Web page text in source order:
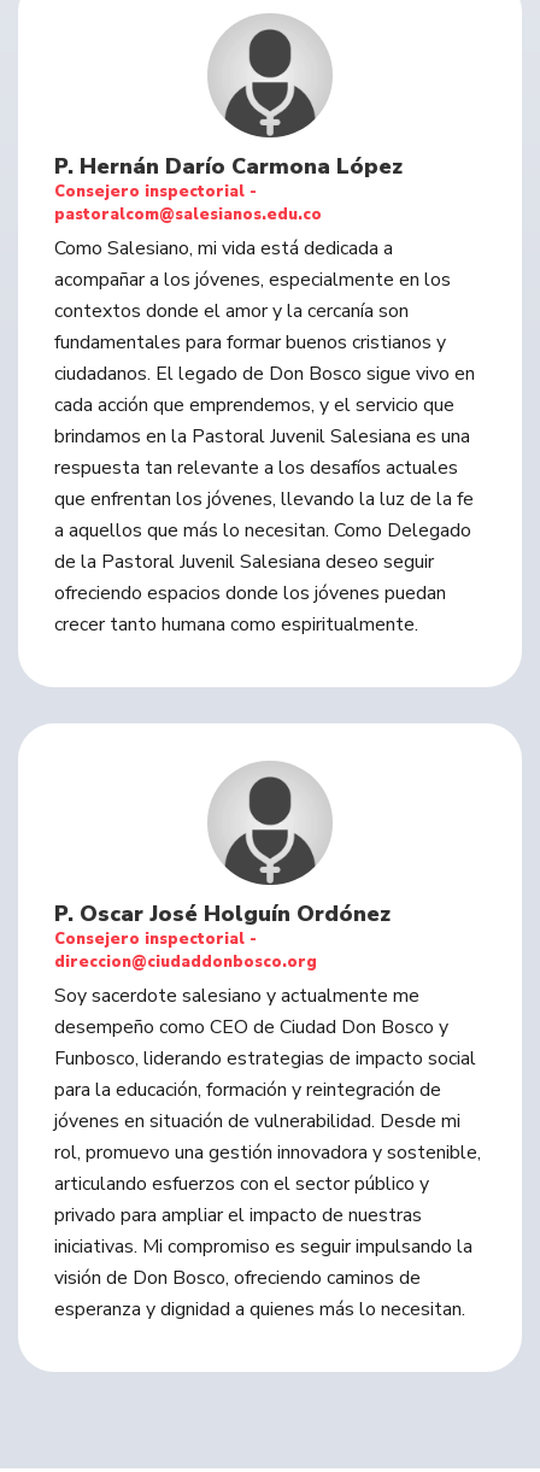
P. Hernán Darío Carmona López
Consejero inspectorial -
pastoralcom@salesianos.edu.co
Como Salesiano, mi vida está dedicada a
acompañar a los jóvenes, especialmente en los
contextos donde el amor y la cercanía son
fundamentales para formar buenos cristianos y
ciudadanos. El legado de Don Bosco sigue vivo en
cada acción que emprendemos, y el servicio que
brindamos en la Pastoral Juvenil Salesiana es una
respuesta tan relevante a los desafíos actuales
que enfrentan los jóvenes, llevando la luz de la fe
a aquellos que más lo necesitan. Como Delegado
de la Pastoral Juvenil Salesiana deseo seguir
ofreciendo espacios donde los jóvenes puedan
crecer tanto humana como espiritualmente.
P. Oscar José Holguín Ordónez
Consejero inspectorial -
direccion@ciudaddonbosco.org
Soy sacerdote salesiano y actualmente me
desempeño como CEO de Ciudad Don Bosco y
Funbosco, liderando estrategias de impacto social
para la educación, formación y reintegración de
jóvenes en situación de vulnerabilidad. Desde mi
rol, promuevo una gestión innovadora y sostenible,
articulando esfuerzos con el sector público y
privado para ampliar el impacto de nuestras
iniciativas. Mi compromiso es seguir impulsando la
visión de Don Bosco, ofreciendo caminos de
esperanza y dignidad a quienes más lo necesitan.